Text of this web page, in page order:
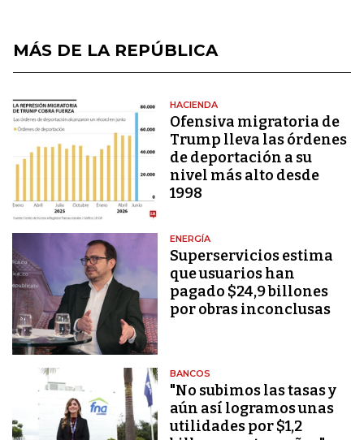
MÁS DE LA REPÚBLICA
HACIENDA
Ofensiva migratoria de
Trump lleva las órdenes
de deportación a su
nivel más alto desde
1998
ENERGÍA
Superservicios estima
que usuarios han
pagado $24,9 billones
por obras inconclusas
BANCOS
"No subimos las tasas y
aún así logramos unas
utilidades por $1,2